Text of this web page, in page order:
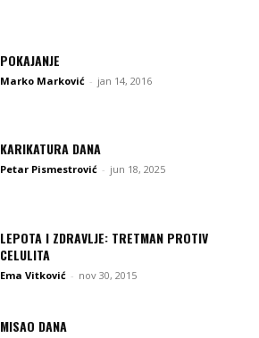
POKAJANJE
Marko Marković - jan 14, 2016
KARIKATURA DANA
Petar Pismestrović - jun 18, 2025
LEPOTA I ZDRAVLJE: TRETMAN PROTIV
CELULITA
Ema Vitković - nov 30, 2015
MISAO DANA